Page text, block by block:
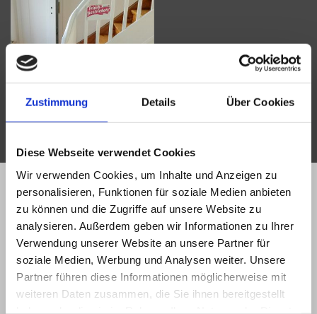
Zustimmung Details Über Cookies
Diese Webseite verwendet Cookies
Wir verwenden Cookies, um Inhalte und Anzeigen zu
personalisieren, Funktionen für soziale Medien anbieten
zu können und die Zugriffe auf unsere Website zu
analysieren. Außerdem geben wir Informationen zu Ihrer
Verwendung unserer Website an unsere Partner für
soziale Medien, Werbung und Analysen weiter. Unsere
Partner führen diese Informationen möglicherweise mit
weiteren Daten zusammen, die Sie ihnen bereitgestellt
Innenausbau
6 Möglichkeiten, Ihren Räumen eine eigene Note zu geben
Wir verschönern Ihren Fußboden, Ihre Decke oder auch Ihre 4 Wände